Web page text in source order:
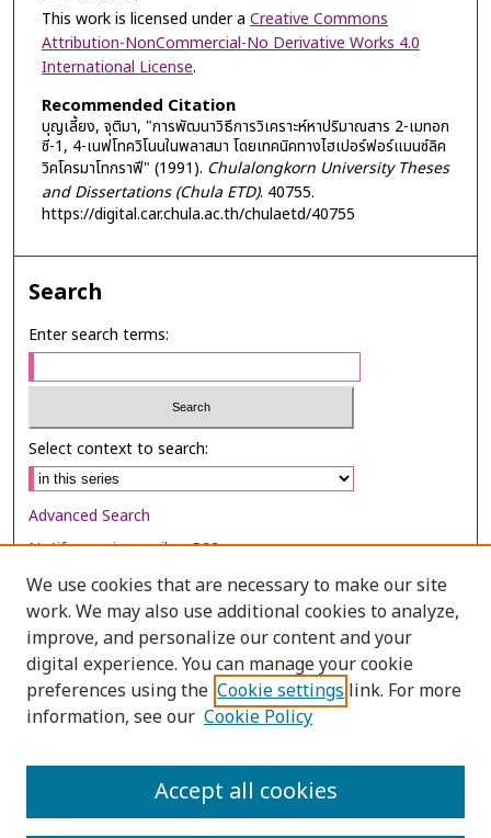
This work is licensed under a Creative Commons
Attribution-NonCommercial-No Derivative Works 4.0
International License.
Recommended Citation
บุญเลี้ยง, จุติมา, "การพัฒนาวิธีการวิเคราะห์หาปริมาณสาร 2-เมทอก
ซี-1, 4-เนฟโทควิโนนในพลาสมา โดยเทคนิคทางไฮเปอร์ฟอร์แมนซ์ลิค
วิคโครมาโทกราฟี" (1991). Chulalongkorn University Theses
and Dissertations (Chula ETD). 40755.
https://digital.car.chula.ac.th/chulaetd/40755
Search
Enter search terms:
Select context to search:
Advanced Search
Notify me via email orRSS
Browse
Collections
Disciplines
Authors
We use cookies that are necessary to make our site
work. We may also use additional cookies to analyze,
improve, and personalize our content and your
digital experience. You can manage your cookie
preferences using the Cookie settings link. For more
information, see our Cookie Policy
Accept all cookies